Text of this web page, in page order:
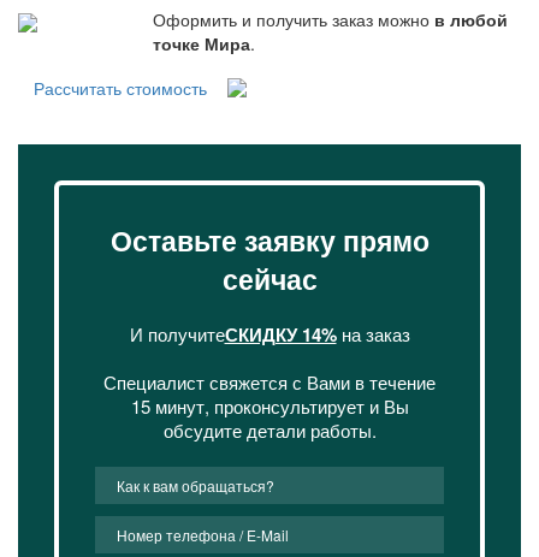
Оформить и получить заказ можно в любой
точке Мира.
Рассчитать стоимость
Оставьте заявку прямо
сейчас
И получитеСКИДКУ 14%на заказ
Специалист свяжется с Вами в течение
15 минут, проконсультирует и Вы
обсудите детали работы.